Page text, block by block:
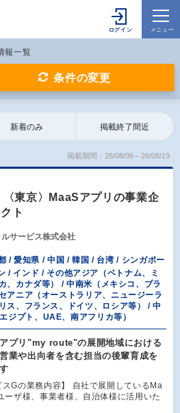
報一覧
条件の変更
新着のみ 掲載終了間近
掲載期間：26/08/06～26/08/19
〈東京〉MaaSアプリの事業企
ト
ルサービス株式会社
/ 愛知県 / 中国 / 韓国 / 台湾 / シンガポー
/ インド / その他アジア（ベトナム、ミ
、カナダ等） / 中南米（メキシコ、ブラ
アニア（オーストラリア、ニュージーラ
ス、フランス、ドイツ、ロシア等） / 中
ジプト、UAE、南アフリカ等）
アプリ"my route"の展開地域における
業や出向者を含む担当の後輩育成を
スGの業務内容】 自社で展開しているMa
ーザ様、事業者様、自治体様に活用いた